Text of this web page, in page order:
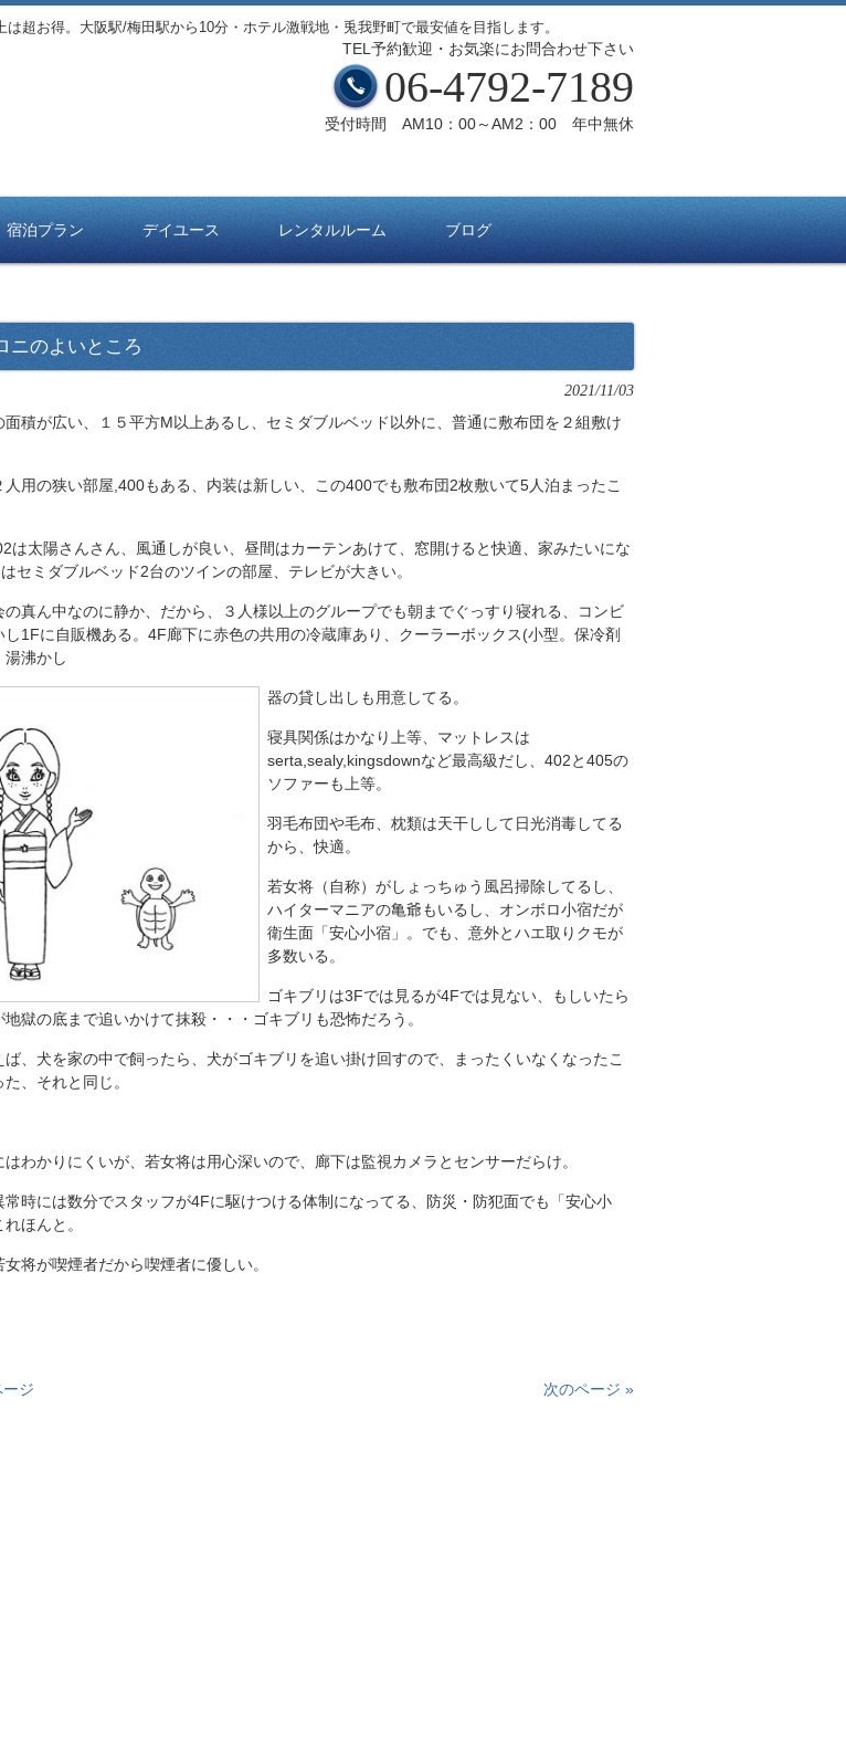
超お得。大阪駅/梅田駅から10分・ホテル激戦地・兎我野町で最安値を目指します。
TEL予約歓迎・お気楽にお問合わせ下さい
06-4792-7189
受付時間 AM10：00～AM2：00 年中無休
宿泊プラン デイユース レンタルルーム ブログ
ニのよいところ
2021/11/03
面積が広い、１５平方M以上あるし、セミダブルベッド以外に、普通に敷布団を２組敷け
人用の狭い部屋,400もある、内装は新しい、この400でも敷布団2枚敷いて5人泊まったこ
は太陽さんさん、風通しが良い、昼間はカーテンあけて、窓開けると快適、家みたいにな
セミダブルベッド2台のツインの部屋、テレビが大きい。
の真ん中なのに静か、だから、３人様以上のグループでも朝までぐっすり寝れる、コンビ
し1Fに自販機ある。4F廊下に赤色の共用の冷蔵庫あり、クーラーボックス(小型。保冷剤
湯沸かし
器の貸し出しも用意してる。
寝具関係はかなり上等、マットレスは
serta,sealy,kingsdownなど最高級だし、402と405の
ソファーも上等。
羽毛布団や毛布、枕類は天干しして日光消毒してる
から、快適。
若女将（自称）がしょっちゅう風呂掃除してるし、
ハイターマニアの亀爺もいるし、オンボロ小宿だが
衛生面「安心小宿」。でも、意外とハエ取りクモが
多数いる。
ゴキブリは3Fでは見るが4Fでは見ない、もしいたら
地獄の底まで追いかけて抹殺・・・ゴキブリも恐怖だろう。
ば、犬を家の中で飼ったら、犬がゴキブリを追い掛け回すので、まったくいなくなったこ
た、それと同じ。
はわかりにくいが、若女将は用心深いので、廊下は監視カメラとセンサーだらけ。
常時には数分でスタッフが4Fに駆けつける体制になってる、防災・防犯面でも「安心小
ほんと。
女将が喫煙者だから喫煙者に優しい。
ジ 次のページ »